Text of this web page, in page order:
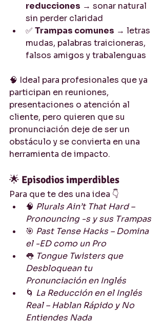
reducciones → sonar natural
sin perder claridad
✅ Trampas comunes → letras
mudas, palabras traicioneras,
falsos amigos y trabalenguas
🧠 Ideal para profesionales que ya
participan en reuniones,
presentaciones o atención al
cliente, pero quieren que su
pronunciación deje de ser un
obstáculo y se convierta en una
herramienta de impacto.
🌟 Episodios imperdibles
Para que te des una idea 👇
🧠 Plurals Ain’t That Hard –
Pronouncing -s y sus Trampas
🎯 Past Tense Hacks – Domina
el -ED como un Pro
👅 Tongue Twisters que
Desbloquean tu
Pronunciación en Inglés
🌀 La Reducción en el Inglés
Real – Hablan Rápido y No
Entiendes Nada